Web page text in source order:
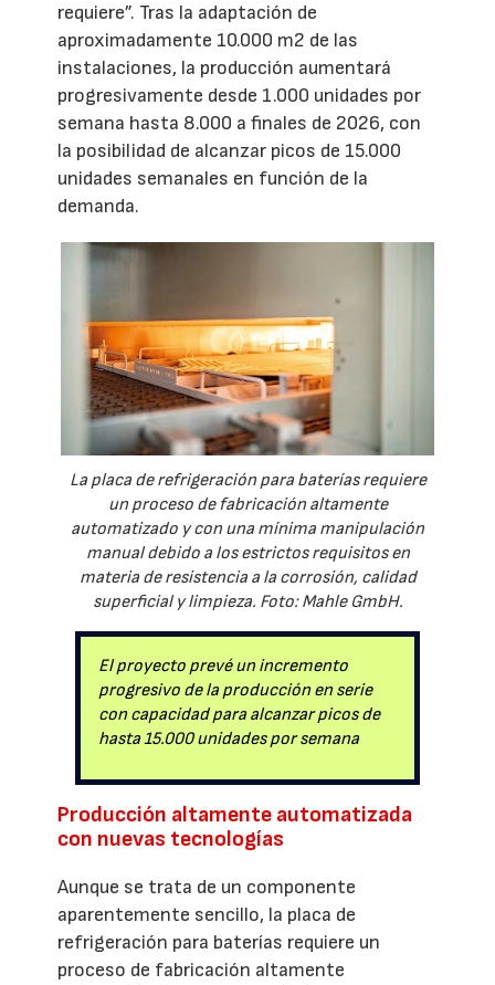
requiere”. Tras la adaptación de
aproximadamente 10.000 m2 de las
instalaciones, la producción aumentará
progresivamente desde 1.000 unidades por
semana hasta 8.000 a finales de 2026, con
la posibilidad de alcanzar picos de 15.000
unidades semanales en función de la
demanda.
La placa de refrigeración para baterías requiere
un proceso de fabricación altamente
automatizado y con una mínima manipulación
manual debido a los estrictos requisitos en
materia de resistencia a la corrosión, calidad
superficial y limpieza. Foto: Mahle GmbH.
El proyecto prevé un incremento
progresivo de la producción en serie
con capacidad para alcanzar picos de
hasta 15.000 unidades por semana
Producción altamente automatizada
con nuevas tecnologías
Aunque se trata de un componente
aparentemente sencillo, la placa de
refrigeración para baterías requiere un
proceso de fabricación altamente